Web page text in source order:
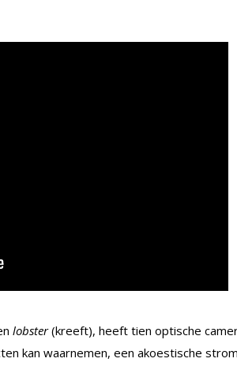
lobster(kreeft), heeft tien optische
kan waarnemen, een akoestische